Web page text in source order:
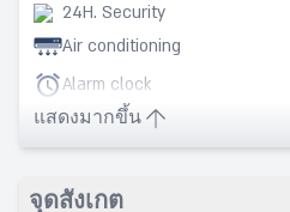
24H. Security
Air conditioning
Alarm clock
Babysitting service
Bar/Snack/CafEn'
แสดงมากขึ้น
จุดสังเกต